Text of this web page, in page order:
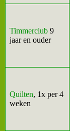
Timmerclub 9
jaar en ouder
Quilten, 1x per 4
weken